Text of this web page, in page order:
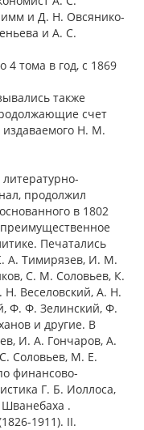
и Д. Н. Овсянико-
и А. С.
4 тома в год, с 1869
также
счет
Н. М.
продолжил
в 1802
Печатались
А. Тимирязев, И. М.
С. М. Соловьев, К.
Веселовский, А. Н.
Ф. Ф. Зелинский, Ф.
и другие. В
И. А. Гончаров, А.
Соловьев, М. Е.
финансово-
Г. Б. Иоллоса,
.
1911). II.